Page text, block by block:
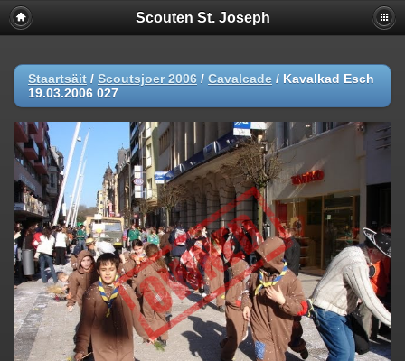
Scouten St. Joseph
Staartsäit / Scoutsjoer 2006 / Cavalcade / Kavalkad Esch
19.03.2006 027